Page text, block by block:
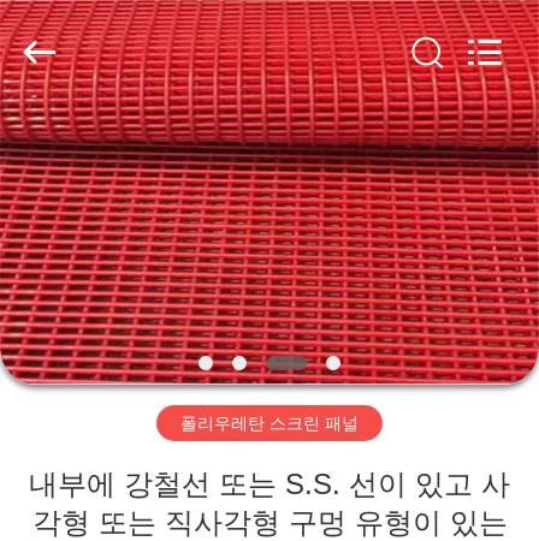
집
제
품
우
리
대
2020
-
2026
HUATAO
LOVER
LTD.
All
Rights
Reserved.
폴리우레탄 스크린 패널
내부에 강철선 또는 S.S. 선이 있고 사
각형 또는 직사각형 구멍 유형이 있는